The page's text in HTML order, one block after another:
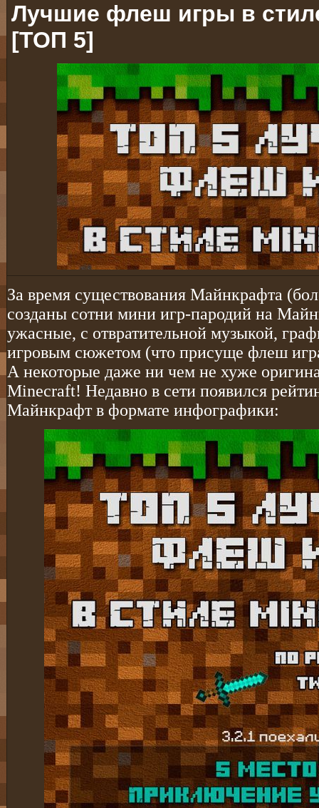
Лучшие флеш игры в
[ТОП 5]
За время существования Майнкрафта
созданы сотни мини игр-пародий на
ужасные, с отвратительной музыкой,
игровым сюжетом (что присуще флеш
А некоторые даже ни чем не хуже
Minecraft! Недавно в сети появился
Майнкрафт в формате инфографики: